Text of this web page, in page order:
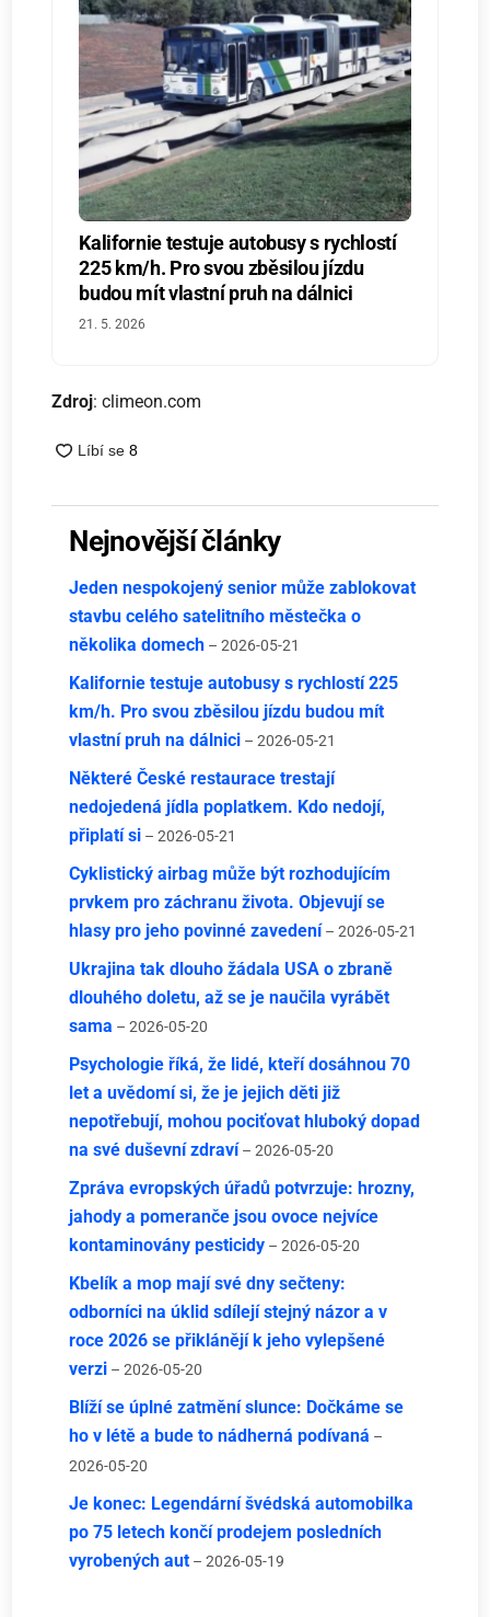
Kalifornie testuje autobusy s rychlostí
225 km/h. Pro svou zběsilou jízdu
budou mít vlastní pruh na dálnici
21. 5. 2026
Zdroj: climeon.com
Nejnovější články
Jeden nespokojený senior může zablokovat
stavbu celého satelitního městečka o
několika domech – 2026-05-21
Kalifornie testuje autobusy s rychlostí 225
km/h. Pro svou zběsilou jízdu budou mít
vlastní pruh na dálnici – 2026-05-21
Některé České restaurace trestají
nedojedená jídla poplatkem. Kdo nedojí,
připlatí si – 2026-05-21
Cyklistický airbag může být rozhodujícím
prvkem pro záchranu života. Objevují se
hlasy pro jeho povinné zavedení – 2026-05-21
Ukrajina tak dlouho žádala USA o zbraně
dlouhého doletu, až se je naučila vyrábět
sama – 2026-05-20
Psychologie říká, že lidé, kteří dosáhnou 70
let a uvědomí si, že je jejich děti již
nepotřebují, mohou pociťovat hluboký dopad
na své duševní zdraví – 2026-05-20
Zpráva evropských úřadů potvrzuje: hrozny,
jahody a pomeranče jsou ovoce nejvíce
kontaminovány pesticidy – 2026-05-20
Kbelík a mop mají své dny sečteny:
odborníci na úklid sdílejí stejný názor a v
roce 2026 se přiklánějí k jeho vylepšené
verzi – 2026-05-20
Blíží se úplné zatmění slunce: Dočkáme se
ho v létě a bude to nádherná podívaná –
2026-05-20
Je konec: Legendární švédská automobilka
po 75 letech končí prodejem posledních
vyrobených aut – 2026-05-19